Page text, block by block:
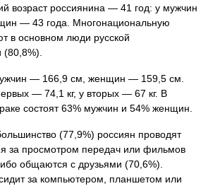
возраст россиянина — 41 год: у мужчин
— 43 года. Многонациональную
в основном люди русской
(80,8%).
— 166,9 см, женщин — 159,5 см.
— 74,1 кг, у вторых — 67 кг. В
состоят 63% мужчин и 54% женщин.
(77,9%) россиян проводят
за просмотром передач или фильмов
общаются с друзьями (70,6%).
за компьютером, планшетом или